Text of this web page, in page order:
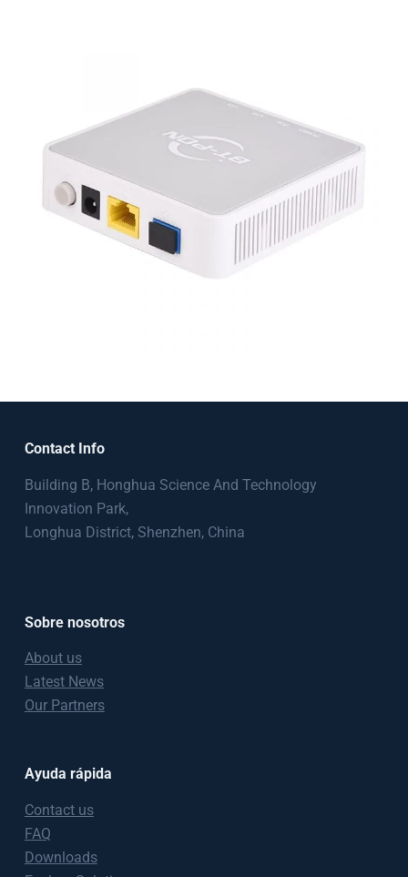
Contact Info
Building B, Honghua Science And Technology
Innovation Park,
Longhua District, Shenzhen, China
Sobre nosotros
About us
Latest News
Our Partners
Ayuda rápida
Contact us
FAQ
Downloads